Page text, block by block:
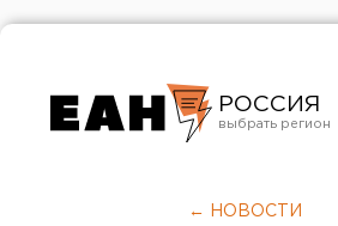
РОССИЯ
Челябинск
← НОВОСТИ